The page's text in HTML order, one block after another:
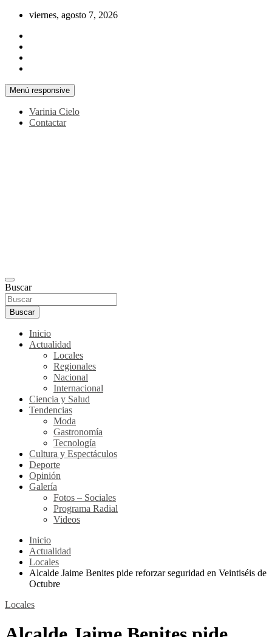
Saltar
contenido
viernes, agosto 7, 2026
Menú responsive
Varinia Cielo
Contactar
Buscar
Buscar
Inicio
Actualidad
Locales
Regionales
Nacional
Internacional
Ciencia y Salud
Tendencias
Moda
Gastronomía
Tecnología
Cultura y Espectáculos
Deporte
Opinión
Galería
Fotos – Sociales
Programa Radial
Videos
Inicio
Actualidad
Locales
Alcalde Jaime Benites pide reforzar seguridad en Veintiséis de
Octubre
Locales